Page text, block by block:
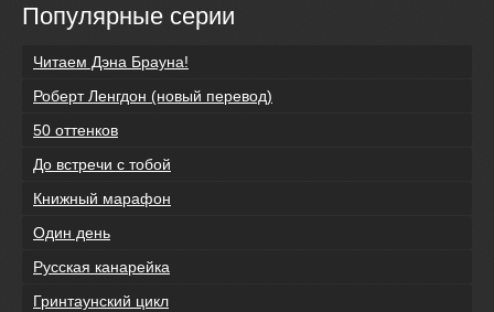
Популярные серии
Читаем Дэна Брауна!
Роберт Ленгдон (новый перевод)
50 оттенков
До встречи с тобой
Книжный марафон
Один день
Русская канарейка
Гринтаунский цикл